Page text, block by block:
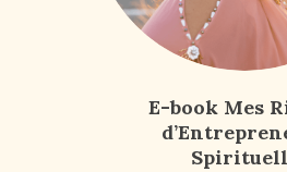
E-book Mes